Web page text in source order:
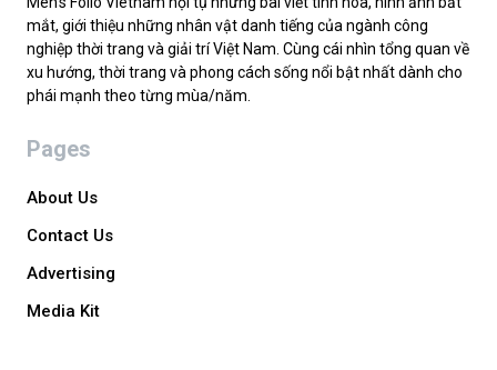
mắt, giới thiệu những nhân vật danh tiếng của ngành công
nghiệp thời trang và giải trí Việt Nam. Cùng cái nhìn tổng quan về
xu hướng, thời trang và phong cách sống nổi bật nhất dành cho
phái mạnh theo từng mùa/năm.
Pages
About Us
Contact Us
Advertising
Media Kit